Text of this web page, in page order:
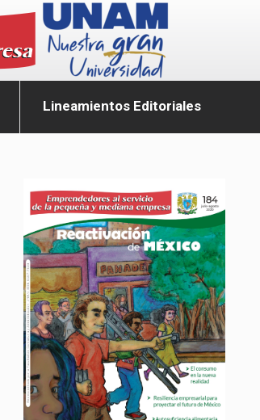
Lineamientos Editoriales